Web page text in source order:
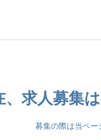
、求人募集
募集の際は当ペー